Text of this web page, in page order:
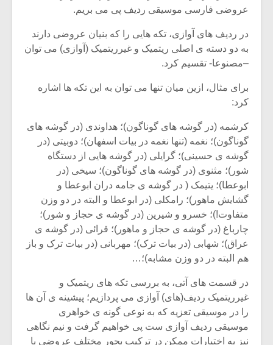
عروضی فارسی موسیقی ردیف پی می بریم.
در ردیف های آوازی، تکه هایی را که بنیان عروضی دارند
به دو دسته ی اصلی ریتمیک و غیرریتمیک (آوازی) می توان
–مصنوعا- تقسیم کرد.
برای مثال، ازین میان تنها می توان به این تکه ها اشاره
کرد:
کرشمه (در گوشه های گوناگون)؛ هداوندی (در گوشه های
گوناگون)؛ نغمه (تنها نغمه در بیات اسفهان)؛ دوبیتی (در
گوشه ی حسینی)؛ گرایلی (در گوشه هایی از دستگاه
شور)؛ مثنوی (در گوشه های گوناگون)؛ سیخی (در
ابوعطا)؛ یتیمک ( در گوشه ی جامه دران ابوعطا و
گشایش ماهور)؛ رامکلی (در ابوعطا و البته در دو وزن
متفاوت!)؛ خسرو و شیرین (در گوشه ی حجاز و شور)؛
چارباغ (در گوشه ی حجاز و ماهور)؛ قرائی (در گوشه ی
عراق)؛ شهابی (در بیات ترک)؛ مهربانی (در بیات ترک و باز
هم البته در دو وزن مشابه)؛…
در قسمت های آتی، به بررسی تکه های ریتمیک و
غیرریتمیک ردیف(های) آوازی می پردازیم؛ پیشینه ی آن ها
را در موسیقی تعزیه که به نوعی گونه ی خواهری
موسیقی ردیف آوازی ست پی خواهیم گرفت و نیم نگاهی
نیز به اختیارات ممکن در ترکیب بحور مختلف عروضی با